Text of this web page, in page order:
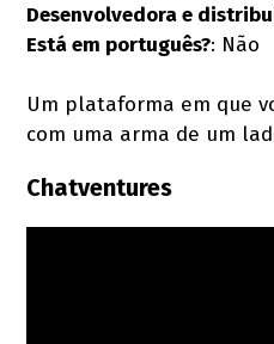
Desenvolvedora e
Está em português?: Não
Um plataforma em que
com uma arma de um
Chatventures